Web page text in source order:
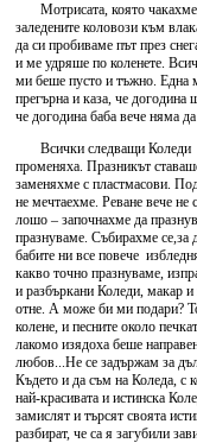
Мотрисата, която чакахме,
заледените коловози към
да си пробиваме път през
и ме удряше по коленете.
ми беше пусто и тъжно. Една
прегърна и каза, че
че догодина баба вече няма
Всички следващи Коледи
променяха. Празникът
заменяхме с пластмасови.
не мечтаехме. Реване вече
лошо – започнахме да
празнуваме. Събирахме се,за
бабите ни все повече
какво точно празнуваме,
и разбъркани Коледи, макар
отне. А може би ми подари?
колене, и песните около
лакомо изядоха беше
любов...Не се задържам за
Където и да съм на Коледа, с
най-красивата и истинска
замислят и търсят своята
разбират, че са я загубили